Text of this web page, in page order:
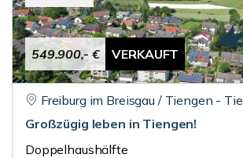
549.900,- € VERKAUFT
Freiburg im Breisgau / Tiengen -
Großzügig leben in Tiengen!
Doppelhaushälfte